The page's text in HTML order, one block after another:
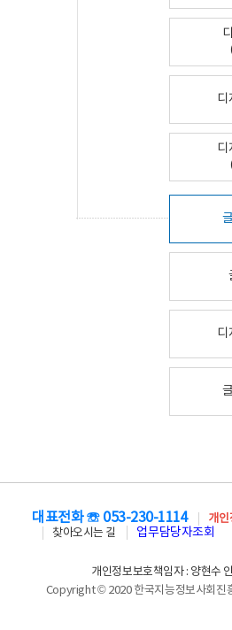
디
디
디
대표전화 ☏ 053-230-1114 개인
찾아오시는 길
업무담당자조회
개인정보보호책임자 : 양현수
Copyright © 2020 한국지능정보사회진